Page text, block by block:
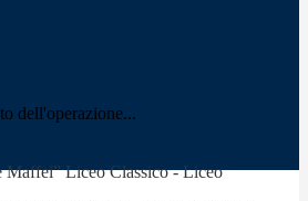
dell'operazione...